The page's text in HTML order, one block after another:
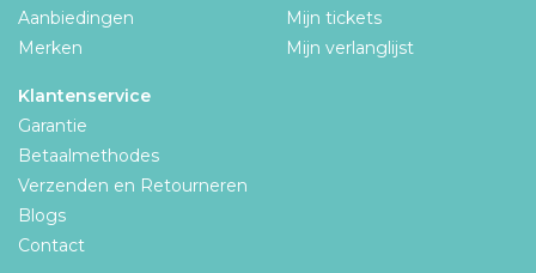
Aanbiedingen
Merken
Mijn tickets
Mijn verlanglijst
Klantenservice
Garantie
Betaalmethodes
Verzenden en Retourneren
Blogs
Contact